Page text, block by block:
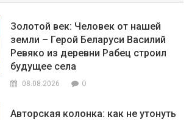
Золотой век: Человек от нашей
земли – Герой Беларуси Василий
Ревяко из деревни Рабец строил
будущее села
08.08.2026 0
Авторская колонка: как не утонуть